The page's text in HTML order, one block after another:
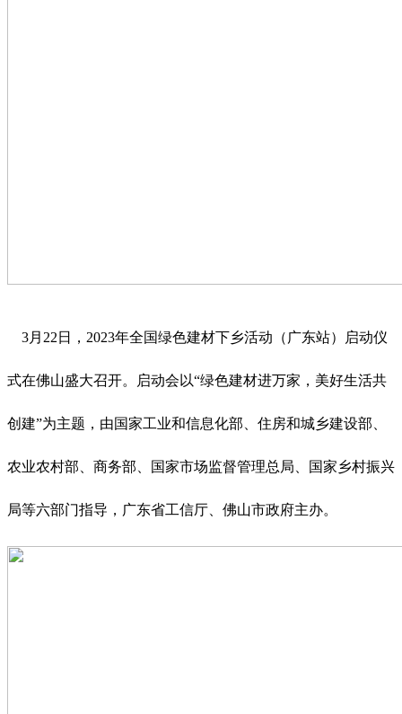
3月22日，2023年全国绿色建材下乡活动（广东站）启动仪
式在佛山盛大召开。启动会以“绿色建材进万家，美好生活共
创建”为主题，由国家工业和信息化部、住房和城乡建设部、
农业农村部、商务部、国家市场监督管理总局、国家乡村振兴
局等六部门指导，广东省工信厅、佛山市政府主办。